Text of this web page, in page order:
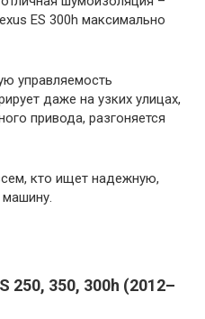
ES 300h максимально
управляемость
даже на узких улицах,
привода, разгоняется
кто ищет надежную,
250, 350, 300h (2012–